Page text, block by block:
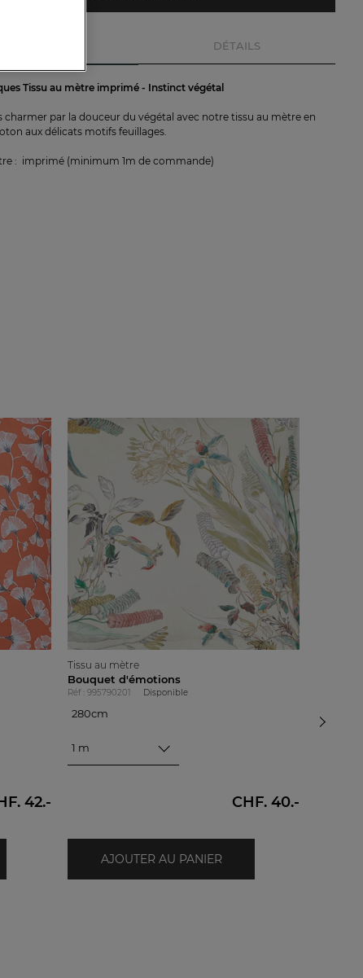
DÉTAILS
Tissu au mètre imprimé - Instinct végétal
charmer par la douceur du végétal avec notre tissu au mètre en
aux délicats motifs feuillages.
: imprimé (minimum 1m de commande)
42.-
Tissu au mètre
Bouquet d'émotions
Réf : 995790201 Disponible
280cm
1 m
CHF. 40.-
AJOUTER AU PANIER